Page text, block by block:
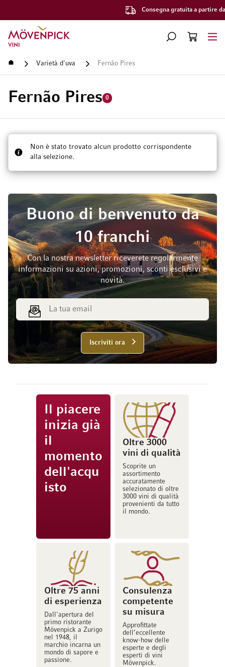
Consegna gratuita a partire da CHF 300.–
Vai alla Home Page
CERCA
CART
Home Varietà d'uva Fernão Pires
Fernão Pires 0
Non è stato trovato alcun prodotto corrispondente
alla selezione.
Buono di benvenuto da
10 franchi
Con la nostra newsletter riceverete regolarmente
informazioni su azioni, promozioni, sconti esclusivi e
novità.
Indirizzo email
Iscriviti ora
Il piacere
inizia già
il
momento
dell'acqu
isto
Oltre 3000
vini di qualità
Scoprite un
assortimento
accuratamente
selezionato di oltre
3000 vini di qualità
provenienti da tutto
il mondo.
Oltre 75 anni
di esperienza
Dall'apertura del
primo ristorante
Mövenpick a Zurigo
nel 1948, il
marchio incarna un
mondo di sapore e
passione.
Consulenza
competente
su misura
Approfittate
dell’eccellente
know-how delle
esperte e degli
esperti di vini
Mövenpick.